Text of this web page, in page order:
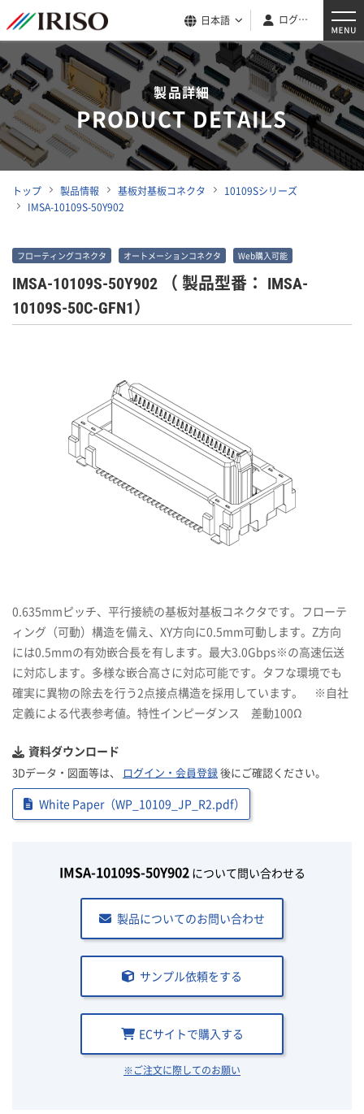
日本語 ログイン
製品詳細
PRODUCT DETAILS
トップ 製品情報 基板対基板コネクタ
10109Sシリーズ
IMSA-10109S-50Y902
フローティングコネクタ オートメーションコネクタ Web購入可能
IMSA-10109S-50Y902 （ 製品型番： IMSA-
10109S-50C-GFN1）
0.635mmピッチ、平行接続の基板対基板コネクタです。フローテ
ィング（可動）構造を備え、XY方向に0.5mm可動します。Z方向
には0.5mmの有効嵌合長を有します。最大3.0Gbps※の高速伝送
に対応します。多様な嵌合高さに対応可能です。タフな環境でも
確実に異物の除去を行う2点接点構造を採用しています。 ※自社
定義による代表参考値。特性インピーダンス 差動100Ω
資料ダウンロード
3Dデータ・図面等は、 ログイン・会員登録後にご確認ください。
White Paper（WP_10109_JP_R2.pdf）
IMSA-10109S-50Y902について問い合わせる
製品についてのお問い合わせ
サンプル依頼をする
ECサイトで購入する
※ご注文に際してのお願い